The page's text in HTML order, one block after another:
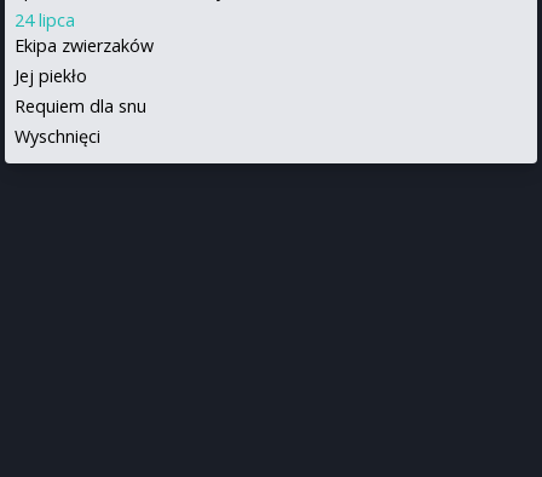
24 lipca
Ekipa zwierzaków
Jej piekło
Requiem dla snu
Wyschnięci